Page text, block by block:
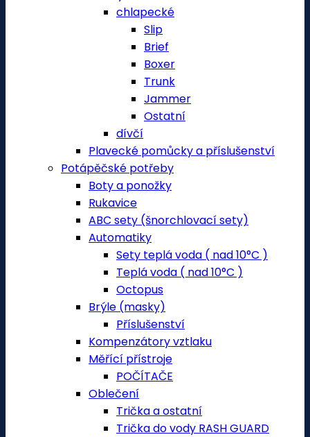
chlapecké
Slip
Brief
Boxer
Trunk
Jammer
Ostatní
dívčí
Plavecké pomůcky a příslušenství
Potápěčské potřeby
Boty a ponožky
Rukavice
ABC sety (šnorchlovací sety)
Automatiky
Sety teplá voda ( nad 10°C )
Teplá voda ( nad 10°C )
Octopus
Brýle (masky)
Příslušenství
Kompenzátory vztlaku
Měřící přístroje
POČÍTAČE
Oblečení
Trička a ostatní
Trička do vody RASH GUARD